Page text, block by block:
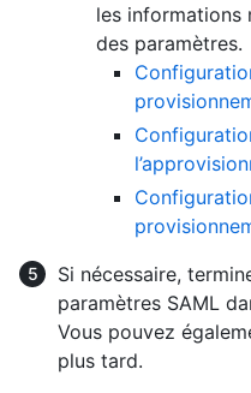
les informations
des paramètres.
Si nécessaire,
paramètres SAML
Vous pouvez
plus tard.